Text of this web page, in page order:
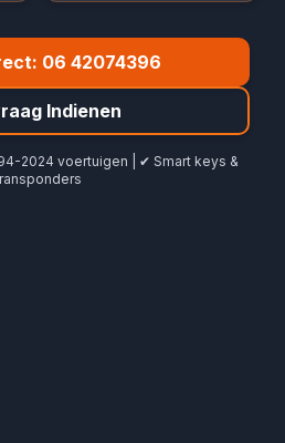
06 42074396
Indienen
2024 voertuigen | ✔ Smart keys &